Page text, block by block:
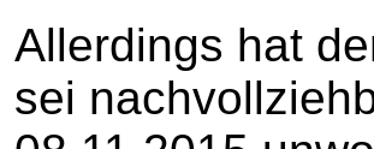
Allerdings hat
sei